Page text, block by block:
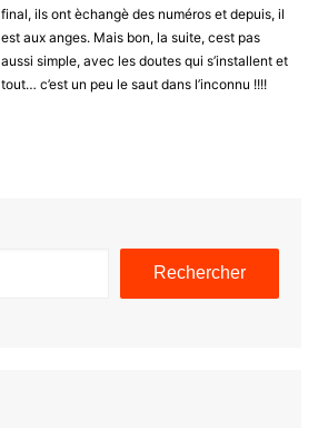
final, ils ont èchangè des numéros et depuis, il
est aux anges. Mais bon, la suite, cest pas
aussi simple, avec les doutes qui s’installent et
tout… c’est un peu le saut dans l’inconnu !!!!
Rechercher